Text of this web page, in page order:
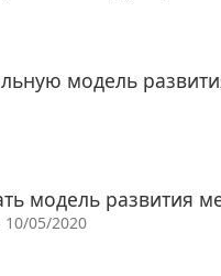
модель
модель развития
05/2020